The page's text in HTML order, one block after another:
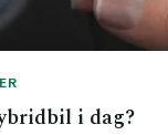
i dag?